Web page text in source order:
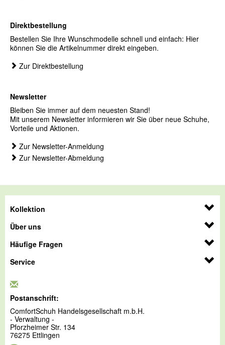
Direktbestellung
Bestellen Sie Ihre Wunschmodelle schnell und einfach: Hier
können Sie die Artikelnummer direkt eingeben.
Zur Direktbestellung
Newsletter
Bleiben Sie immer auf dem neuesten Stand!
Mit unserem Newsletter informieren wir Sie über neue Schuhe,
Vorteile und Aktionen.
Zur Newsletter-Anmeldung
Zur Newsletter-Abmeldung
Kollektion
Über uns
Häufige Fragen
Service
Postanschrift:
ComfortSchuh Handelsgesellschaft m.b.H.
- Verwaltung -
Pforzheimer Str. 134
76275 Ettlingen